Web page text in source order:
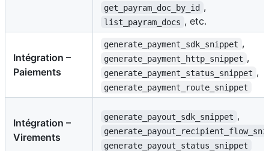
get_payram_doc_by_id ,
list_payram_docs , etc.
Intégration –
Paiements
generate_payment_sdk_snippet ,
generate_payment_http_snippet ,
generate_payment_status_snippet ,
generate_payment_route_snippet
Intégration –
Virements
generate_payout_sdk_snippet ,
generate_payout_status_snippet